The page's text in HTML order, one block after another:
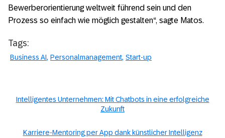
Bewerberorientierung weltweit führend sein und den
Prozess so einfach wie möglich gestalten“, sagte Matos.
Tags:
Business AI Personalmanagement Start-up
Intelligentes Unternehmen: Mit Chatbots in eine erfolgreiche
Zukunft
Karriere-Mentoring per App dank künstlicher Intelligenz